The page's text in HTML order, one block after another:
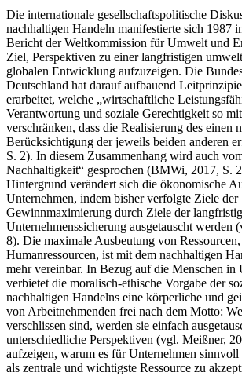
Die internationale gesellschaftspolitische
nachhaltigen Handeln manifestierte sich 1987
Bericht der Weltkommission für Umwelt und
Ziel, Perspektiven zu einer langfristigen
globalen Entwicklung aufzuzeigen. Die
Deutschland hat darauf aufbauend
erarbeitet, welche „wirtschaftliche
Verantwortung und soziale Gerechtigkeit so
verschränken, dass die Realisierung des einen
Berücksichtigung der jeweils beiden anderen
S. 2). In diesem Zusammenhang wird auch
Nachhaltigkeit“ gesprochen (BMWi, 2017, S.
Hintergrund verändert sich die ökonomische
Unternehmen, indem bisher verfolgte Ziele der
Gewinnmaximierung durch Ziele der
Unternehmenssicherung ausgetauscht werden
8). Die maximale Ausbeutung von
Humanressourcen, ist mit dem nachhaltigen
mehr vereinbar. In Bezug auf die Menschen in
verbietet die moralisch-ethische Vorgabe der
nachhaltigen Handelns eine körperliche und
von Arbeitnehmenden frei nach dem Motto:
verschlissen sind, werden sie einfach
unterschiedliche Perspektiven (vgl. Meißner,
aufzeigen, warum es für Unternehmen sinnvoll
als zentrale und wichtigste Ressource zu